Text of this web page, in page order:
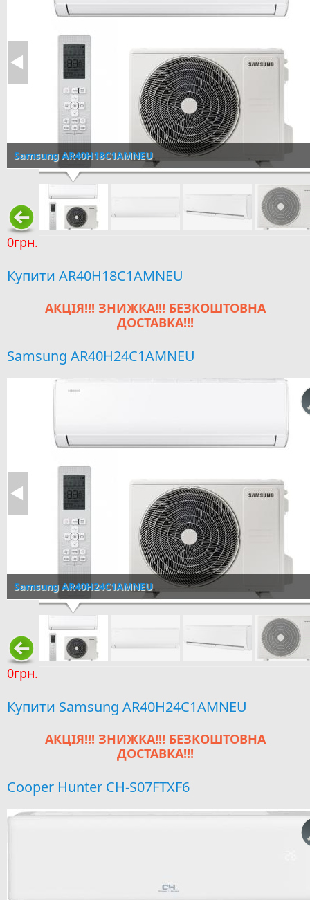
Samsung AR40H18C1AMNEU
0грн.
Купити AR40H18C1AMNEU
АКЦІЯ!!! ЗНИЖКА!!! БЕЗКОШТОВНА
ДОСТАВКА!!!
Samsung AR40H24C1AMNEU
Samsung AR40H24C1AMNEU
0грн.
Купити Samsung AR40H24C1AMNEU
АКЦІЯ!!! ЗНИЖКА!!! БЕЗКОШТОВНА
ДОСТАВКА!!!
Cooper Hunter CH-S07FTXF6